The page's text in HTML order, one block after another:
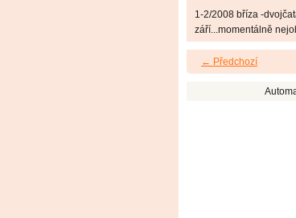
1-2/2008 bříza -
září...momentálně
← Předchozí